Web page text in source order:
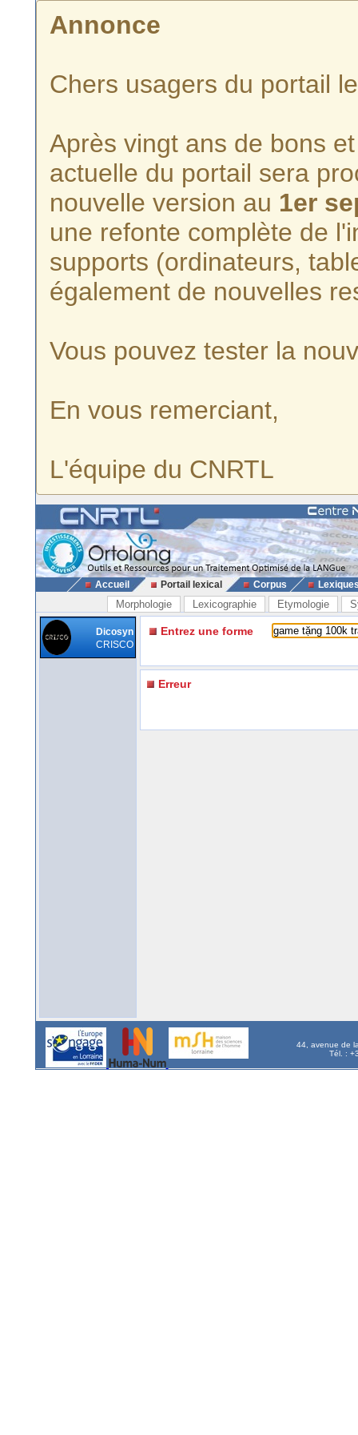
Annonce
Chers usagers du portail
Après vingt ans de bons
actuelle du portail sera
nouvelle version au 1er
une refonte complète de
supports (ordinateurs,
également de nouvelles
Vous pouvez tester la
En vous remerciant,
L'équipe du CNRTL
Accueil Portail lexical Corpus
Morphologie Lexicographie Etymologie
Dicosyn
CRISCO
Entrez une forme
Erreur
44, avenue de
Tél. :